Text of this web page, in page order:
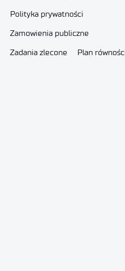
Polityka prywatności
Zamowienia publiczne
Zadania zlecone
Plan